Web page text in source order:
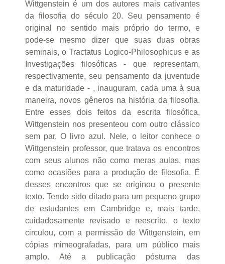
Wittgenstein é um dos autores mais cativantes
da filosofia do século 20. Seu pensamento é
original no sentido mais próprio do termo, e
pode-se mesmo dizer que suas duas obras
seminais, o Tractatus Logico-Philosophicus e as
Investigações filosóficas - que representam,
respectivamente, seu pensamento da juventude
e da maturidade - , inauguram, cada uma à sua
maneira, novos gêneros na história da filosofia.
Entre esses dois feitos da escrita filosófica,
Wittgenstein nos presenteou com outro clássico
sem par, O livro azul. Nele, o leitor conhece o
Wittgenstein professor, que tratava os encontros
com seus alunos não como meras aulas, mas
como ocasiões para a produção de filosofia. É
desses encontros que se originou o presente
texto. Tendo sido ditado para um pequeno grupo
de estudantes em Cambridge e, mais tarde,
cuidadosamente revisado e reescrito, o texto
circulou, com a permissão de Wittgenstein, em
cópias mimeografadas, para um público mais
amplo. Até a publicação póstuma das